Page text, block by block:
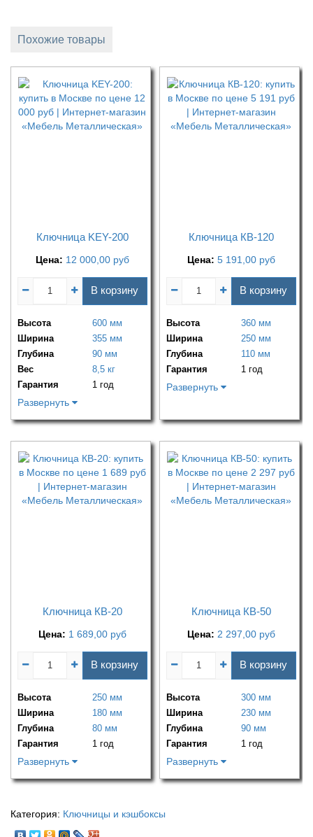
Похожие товары
Ключница KEY-200
Цена: 12 000,00 руб
В корзину
Высота
600 мм
Ширина
355 мм
Глубина
90 мм
Вес
8,5 кг
Гарантия
1 год
Развернуть
Ключница КВ-120
Цена: 5 191,00 руб
В корзину
Высота
360 мм
Ширина
250 мм
Глубина
110 мм
Гарантия
1 год
Развернуть
Ключница КВ-20
Цена: 1 689,00 руб
В корзину
Высота
250 мм
Ширина
180 мм
Глубина
80 мм
Гарантия
1 год
Развернуть
Ключница КВ-50
Цена: 2 297,00 руб
В корзину
Высота
300 мм
Ширина
230 мм
Глубина
90 мм
Гарантия
1 год
Развернуть
Категория: Ключницы и кэшбоксы